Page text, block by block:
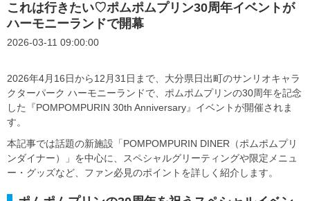
これは行きたい♡ポムポムプリン30周年イベントが
ハーモニーランドで開幕
2026-03-11 09:00:00
2026年4月16日から12月31日まで、大分県日出町のサンリオキャラ
クターパーク ハーモニーランドで、ポムポムプリンの30周年を記念
した『POMPOMPURIN 30th Anniversary』イベントが開催されま
す。
本記事では話題の新施設「POMPOMPURIN DINER（ポムポムプリ
ンダイナー）」を中心に、スペシャルグリーティングや限定メニュ
ー・グッズなど、ファン必見のポイントを詳しく紹介します。